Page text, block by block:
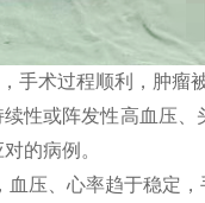
术过程顺利，肿瘤
性或阵发性高血压
的病例。
压、心率趋于稳定